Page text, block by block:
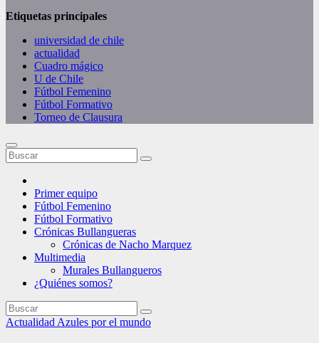
Etiquetas principales
universidad de chile
actualidad
Cuadro mágico
U de Chile
Fútbol Femenino
Fútbol Formativo
Torneo de Clausura
Primer equipo
Fútbol Femenino
Fútbol Formativo
Crónicas Bullangueras
Crónicas de Nacho Marquez
Multimedia
Murales Bullangueros
¿Quiénes somos?
Actualidad Azules por el mundo